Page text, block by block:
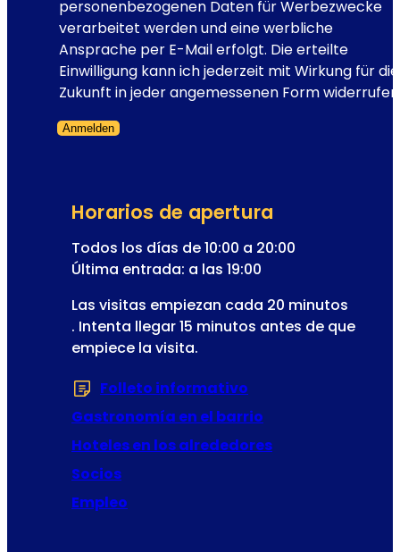
e
l
e
s
c
i
d
e
a
o
p
r
e
t
t
í
n
d
e
l
personenbezogenen Daten für Werbezwecke
verarbeitet werden und eine werbliche
Ansprache per E-Mail erfolgt. Die erteilte
Einwilligung kann ich jederzeit mit Wirkung für die
Zukunft in jeder angemessenen Form
Anmelden
Horarios de apertura
Todos los días de 10:00 a 20:00
Última entrada: a las 19:00
Las visitas empiezan cada 20 minutos
. Intenta llegar 15 minutos antes de que
empiece la visita.
Folleto informativo
Gastronomía en el barrio
Hoteles en los alrededores
Socios
Empleo